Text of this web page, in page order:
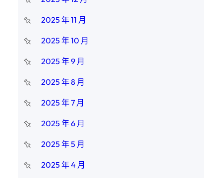
2025 年 11 月
2025 年 10 月
2025 年 9 月
2025 年 8 月
2025 年 7 月
2025 年 6 月
2025 年 5 月
2025 年 4 月